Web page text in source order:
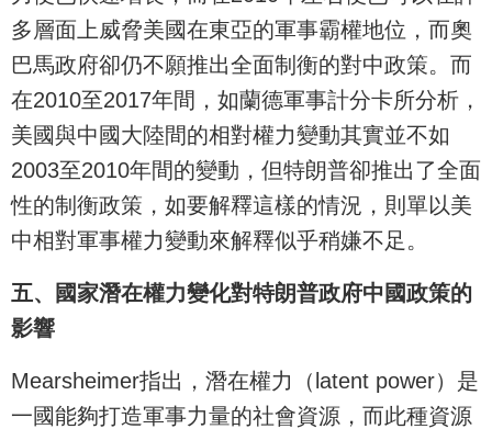
多層面上威脅美國在東亞的軍事霸權地位，而奧
巴馬政府卻仍不願推出全面制衡的對中政策。而
在2010至2017年間，如蘭德軍事計分卡所分析，
美國與中國大陸間的相對權力變動其實並不如
2003至2010年間的變動，但特朗普卻推出了全面
性的制衡政策，如要解釋這樣的情況，則單以美
中相對軍事權力變動來解釋似乎稍嫌不足。
五、國家潛在權力變化對特朗普政府中國政策的
影響
Mearsheimer指出，潛在權力（latent power）是
一國能夠打造軍事力量的社會資源，而此種資源